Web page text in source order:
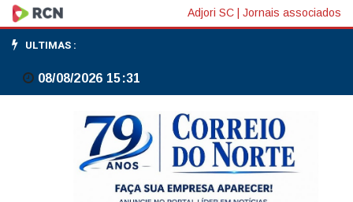
Itamaraty
lança
guia
brasileiros
Adjori SC Jornais associados
ULTIMAS :
08/08/2026 15:31